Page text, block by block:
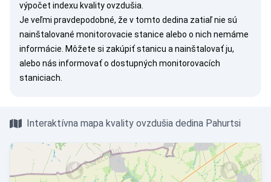
výpočet indexu kvality ovzdušia.
Je veľmi pravdepodobné, že v tomto dedina zatiaľ nie sú
nainštalované monitorovacie stanice alebo o nich nemáme
informácie. Môžete si zakúpiť stanicu a nainštalovať ju,
alebo nás informovaťo dostupných monitorovacích
staniciach.
Interaktívna mapa kvality ovzdušia dedina Pahurtsi